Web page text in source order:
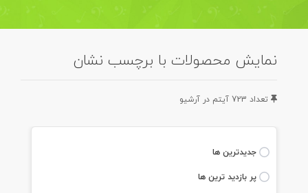
نمایش محصولات با برچسب نشان
تعداد 723 آيتم در آرشيو
جديدترين ها
پر بازديد ترين ها